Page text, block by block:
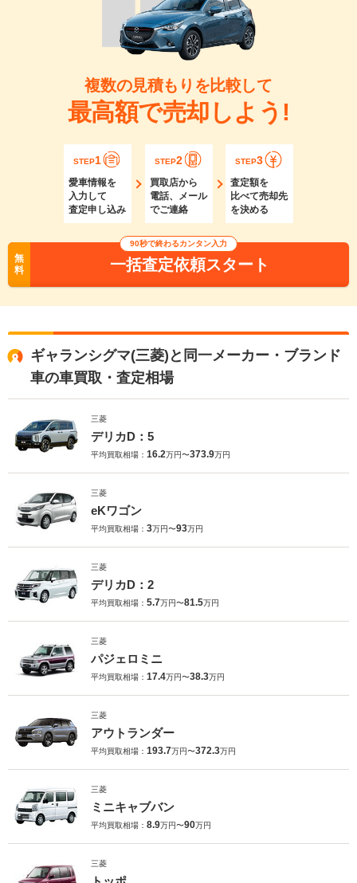
複数の見積もりを比較して
最高額で売却しよう!
STEP1
愛車情報を
入力して
査定申し込み
STEP2
買取店から
電話、メール
でご連絡
STEP3
査定額を
比べて売却先
を決める
無
料
90秒で終わるカンタン入力
一括査定依頼スタート
ギャランシグマ(三菱)と同一メーカー・ブランド
車の車買取・査定相場
三菱
デリカD：5
平均買取相場： 16.2万円〜373.9万円
三菱
eKワゴン
平均買取相場： 3万円〜93万円
三菱
デリカD：2
平均買取相場： 5.7万円〜81.5万円
三菱
パジェロミニ
平均買取相場： 17.4万円〜38.3万円
三菱
アウトランダー
平均買取相場： 193.7万円〜372.3万円
三菱
ミニキャブバン
平均買取相場： 8.9万円〜90万円
三菱